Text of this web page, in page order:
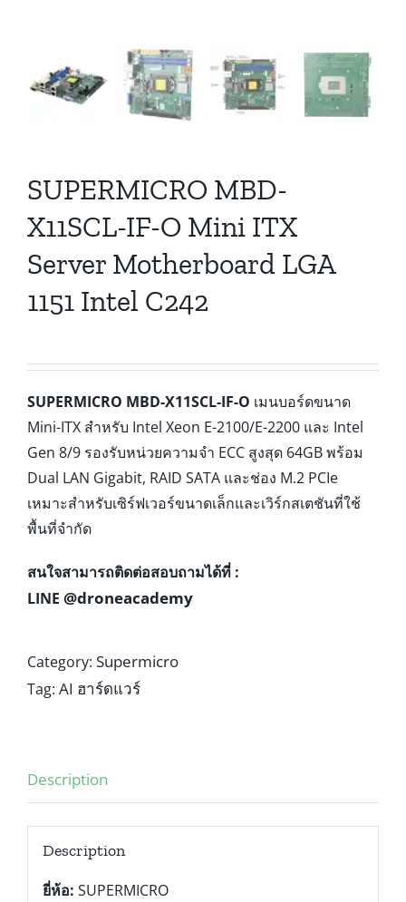
SUPERMICRO MBD-
X11SCL-IF-O Mini ITX
Server Motherboard LGA
1151 Intel C242
SUPERMICRO MBD-X11SCL-IF-O เมนบอร์ดขนาด
Mini-ITX สำหรับ Intel Xeon E-2100/E-2200 และ Intel
Gen 8/9 รองรับหน่วยความจำ ECC สูงสุด 64GB พร้อม
Dual LAN Gigabit, RAID SATA และช่อง M.2 PCIe
เหมาะสำหรับเซิร์ฟเวอร์ขนาดเล็กและเวิร์กสเตชันที่ใช้
พื้นที่จำกัด
สนใจสามารถติดต่อสอบถามได้ที่ :
LINE @droneacademy
Category: Supermicro
Tag: AI ฮาร์ดแวร์
Description
Description
ยี่ห้อ: SUPERMICRO